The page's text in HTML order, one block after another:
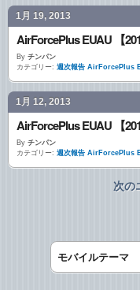
1月 19, 2013
AirForcePlus EUAU 【
By チンパン
カテゴリー: 週次報告 AirForcePlus
1月 12, 2013
AirForcePlus EUAU 【
By チンパン
カテゴリー: 週次報告 AirForcePlus
次の
モバイルテーマ